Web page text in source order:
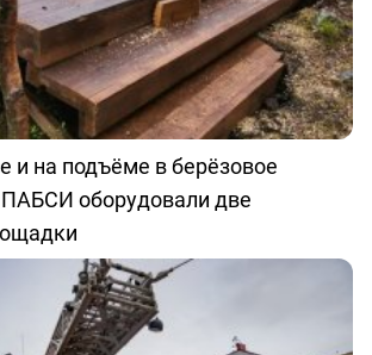
и на подъёме в берёзовое
ПАБСИ оборудовали две